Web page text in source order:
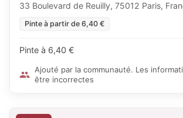
33 Boulevard de Reuilly, 75012 Paris,
Pinte à partir de 6,40 €
Pinte à 6,40 €
Ajouté par la communauté. Les
être incorrectes